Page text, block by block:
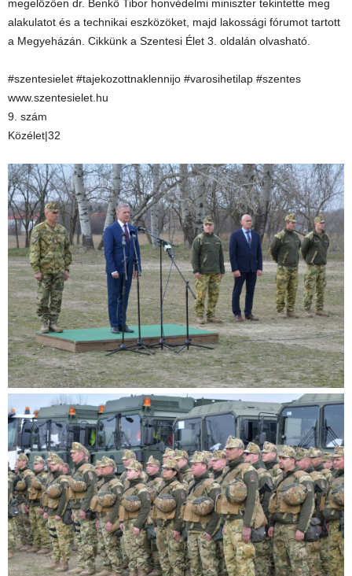
megelőzően dr. Benkő Tibor honvédelmi miniszter tekintette meg
alakulatot és a technikai eszközöket, majd lakossági fórumot tartott
a Megyeházán. Cikkünk a Szentesi Élet 3. oldalán olvasható.
#szentesielet #tajekozottnaklennijo #varosihetilap #szentes
www.szentesielet.hu
9. szám
Közélet|32